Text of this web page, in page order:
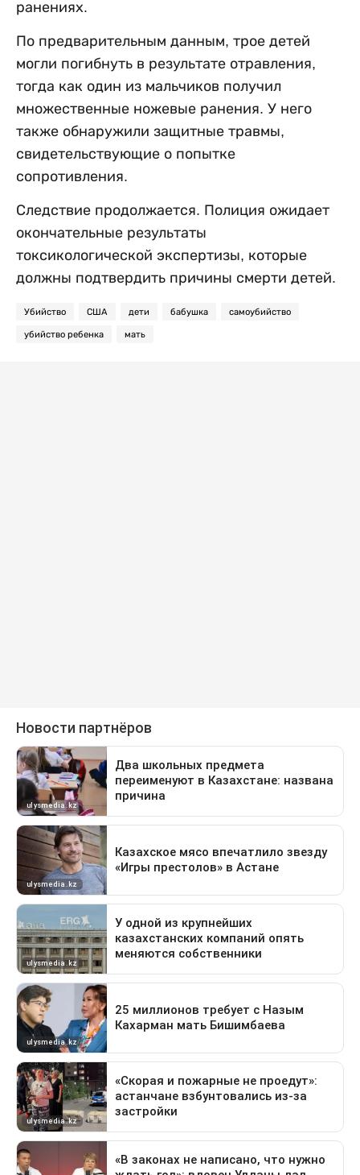
ранениях.
По предварительным данным, трое детей
могли погибнуть в результате отравления,
тогда как один из мальчиков получил
множественные ножевые ранения. У него
также обнаружили защитные травмы,
свидетельствующие о попытке
сопротивления.
Следствие продолжается. Полиция ожидает
окончательные результаты
токсикологической экспертизы, которые
должны подтвердить причины смерти детей.
Убийство США дети бабушка самоубийство
убийство ребенка мать